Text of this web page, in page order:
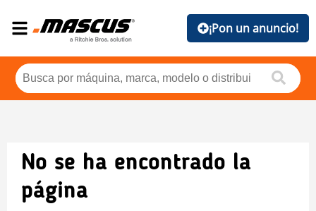
¡Pon un anuncio!
No se ha encontrado la
página